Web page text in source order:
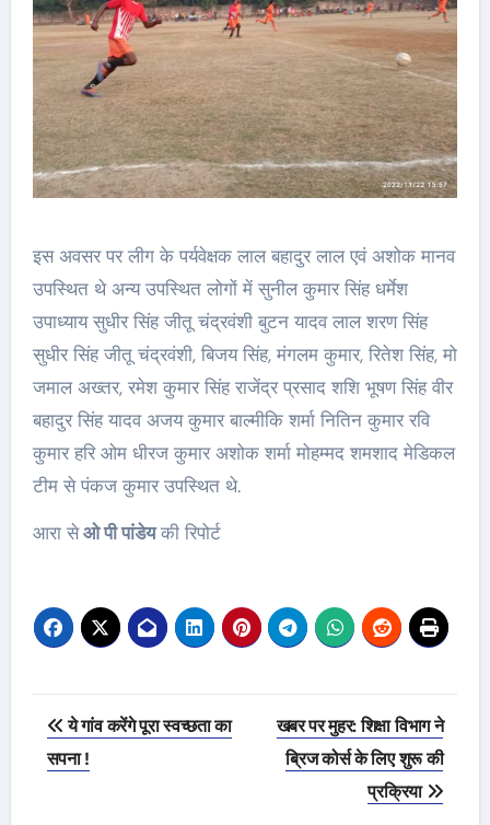
इस अवसर पर लीग के पर्यवेक्षक लाल बहादुर लाल एवं अशोक मानव
उपस्थित थे अन्य उपस्थित लोगों में सुनील कुमार सिंह धर्मेश
उपाध्याय सुधीर सिंह जीतू चंद्रवंशी बुटन यादव लाल शरण सिंह
सुधीर सिंह जीतू चंद्रवंशी, बिजय सिंह, मंगलम कुमार, रितेश सिंह, मो
जमाल अख्तर, रमेश कुमार सिंह राजेंद्र प्रसाद शशि भूषण सिंह वीर
बहादुर सिंह यादव अजय कुमार बाल्मीकि शर्मा नितिन कुमार रवि
कुमार हरि ओम धीरज कुमार अशोक शर्मा मोहम्मद शमशाद मेडिकल
टीम से पंकज कुमार उपस्थित थे.
आरा सेओ पी पांडेयकी रिपोर्ट
Post
navigation
ये गांव करेंगे पूरा स्वच्छता का
सपना !
खबर पर मुहर: शिक्षा विभाग ने
ब्रिज कोर्स के लिए शुरू की
प्रक्रिया